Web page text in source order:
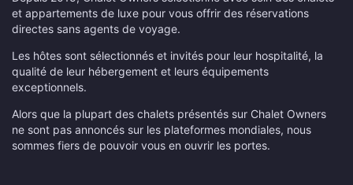
et appartements de luxe pour vous offrir des réservations
directes sans agents de voyage.
Les hôtes sont sélectionnés et invités pour leur hospitalité, la
qualité de leur hébergement et leurs équipements
exceptionnels.
Alors que la plupart des chalets présentés sur Chalet Owners
ne sont pas annoncés sur les plateformes mondiales, nous
sommes fiers de pouvoir vous en ouvrir les portes.